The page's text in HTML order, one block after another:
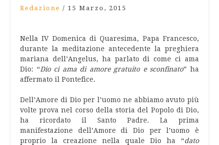
Redazione / 15 Marzo, 2015
Nella IV Domenica di Quaresima, Papa Francesco,
durante la meditazione antecedente la preghiera
mariana dell’Angelus, ha parlato di come ci ama
Dio: “Dio ci ama di amore gratuito e sconfinato” ha
affermato il Pontefice.
Dell’Amore di Dio per l’uomo ne abbiamo avuto più
volte prova nel corso della storia del Popolo di Dio,
ha ricordato il Santo Padre. La prima
manifestazione dell’Amore di Dio per l’uomo è
proprio la creazione nella quale Dio ha “dato